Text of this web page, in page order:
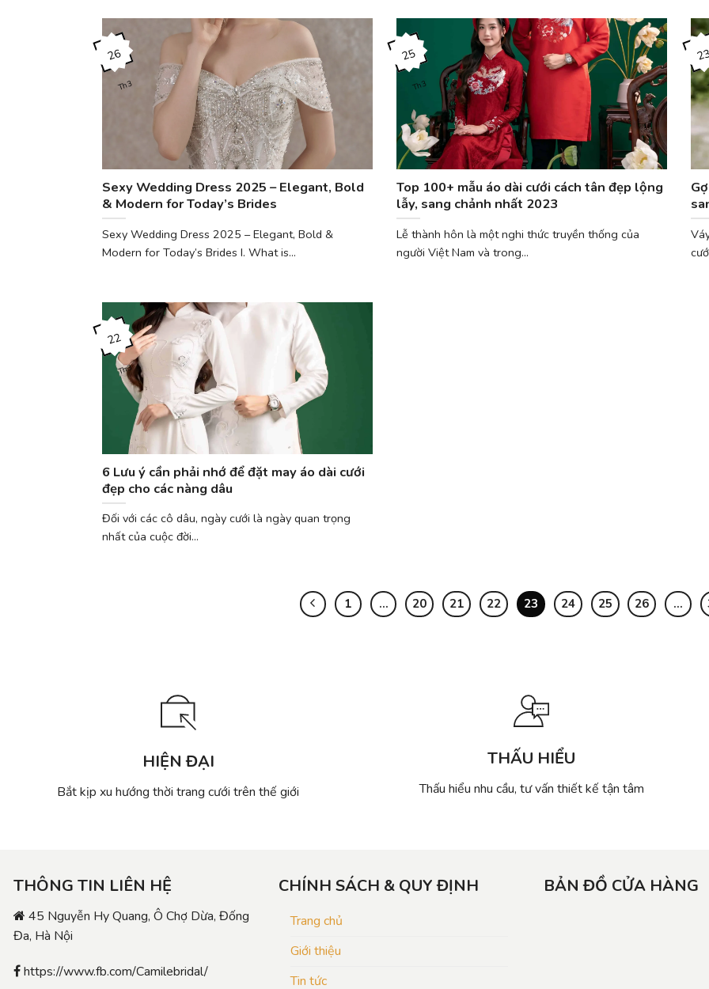
Sexy Wedding Dress 2025 – Elegant, Bold
& Modern for Today’s Brides
Sexy Wedding Dress 2025 – Elegant, Bold &
Modern for Today’s Brides I. What is...
26
Th3
Top 100+ mẫu áo dài cưới cách tân đẹp lộng
lẫy, sang chảnh nhất 2023
Lễ thành hôn là một nghi thức truyền thống của
người Việt Nam và trong...
25
Th3
6 Lưu ý cần phải nhớ để đặt may áo dài cưới
đẹp cho các nàng dâu
Đối với các cô dâu, ngày cưới là ngày quan trọng
nhất của cuộc đời...
22
Th3
1 … 20 21 22 23 24 25 26 …
HIỆN ĐẠI
Bắt kịp xu hướng thời trang cưới trên thế giới
THẤU HIỂU
Thấu hiểu nhu cầu, tư vấn thiết kế tận tâm
THÔNG TIN LIÊN HỆ
45 Nguyễn Hy Quang, Ô Chợ Dừa, Đống
Đa, Hà Nội
https://www.fb.com/Camilebridal/
CHÍNH SÁCH & QUY ĐỊNH
Trang chủ
Giới thiệu
Tin tức
BẢN ĐỒ CỬA HÀNG